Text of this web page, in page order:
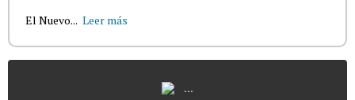
El Nuevo... Leer más
...